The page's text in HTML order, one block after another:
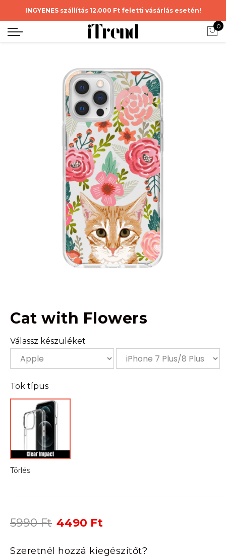
INGYENES szállítás 12.000 Ft feletti vásárlás esetén!
0
Cat with Flowers
Válassz készüléket
Tok típus
Törlés
5990Ft Original
was:
5990 Ft.
4490 Ft
is:
4490 Ft.
Szeretnél hozzá kiegészítőt?